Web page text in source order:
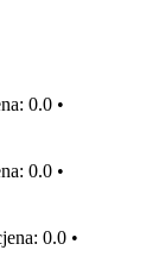
0.0 •
0.0 •
0.0 •